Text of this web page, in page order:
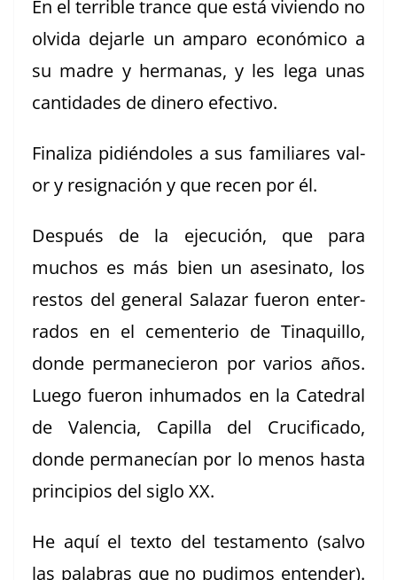
En el ter­ri­ble trance que está vivien­do no
olvi­da dejar­le un amparo económi­co a
su madre y her­manas, y les lega unas
can­ti­dades de dinero efectivo.
Final­iza pidién­doles a sus famil­iares val­
or y res­i­gnación y que recen por él.
Después de la eje­cu­ción, que para
muchos es más bien un asesina­to, los
restos del gen­er­al Salazar fueron enter­
ra­dos en el cemente­rio de Tinaquil­lo,
donde per­manecieron por var­ios años.
Luego fueron inhu­ma­dos en la Cat­e­dral
de Valen­cia, Capil­la del Cru­ci­fi­ca­do,
donde per­manecían por lo menos has­ta
prin­ci­p­ios del siglo XX.
He aquí el tex­to del tes­ta­men­to (sal­vo
las pal­abras que no pudi­mos enten­der).